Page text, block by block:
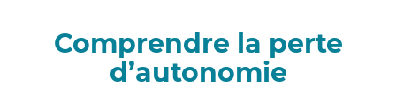
Comprendre la perte
d’autonomie